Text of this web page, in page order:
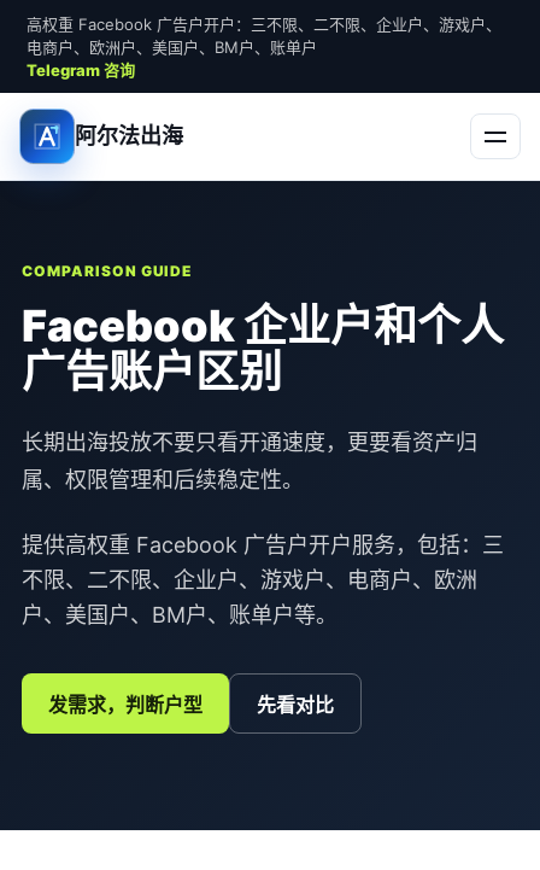
高权重 Facebook 广告户开户：三不限、二不限、企业户、游戏户、
电商户、欧洲户、美国户、BM户、账单户
Telegram 咨询
阿尔法出海
COMPARISON GUIDE
Facebook 企业户和个人
广告账户区别
长期出海投放不要只看开通速度，更要看资产归
属、权限管理和后续稳定性。
提供高权重 Facebook 广告户开户服务，包括：三
不限、二不限、企业户、游戏户、电商户、欧洲
户、美国户、BM户、账单户等。
发需求，判断户型 先看对比